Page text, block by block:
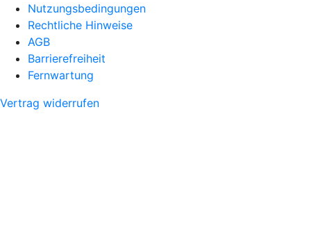
Nutzungsbedingungen
Rechtliche Hinweise
AGB
Barrierefreiheit
Fernwartung
Vertrag widerrufen